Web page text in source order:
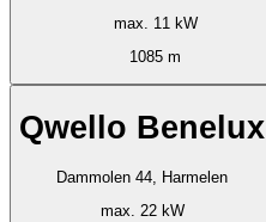
max. 11 kW
1085 m
Qwello Benelux
Dammolen 44, Harmelen
max. 22 kW